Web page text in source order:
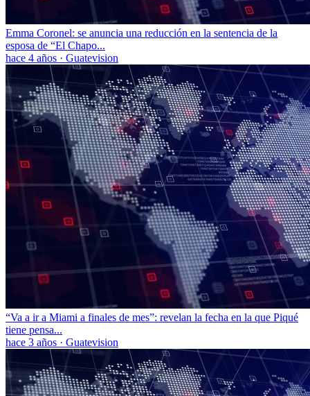
Emma Coronel: se anuncia una reducción en la sentencia de la
esposa de “El Chapo...
hace 4 años · Guatevision
“Va a ir a Miami a finales de mes”: revelan la fecha en la que Piqué
tiene pensa...
hace 3 años · Guatevision